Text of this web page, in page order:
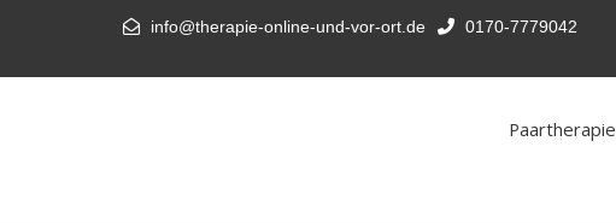
info@therapie-online-und-vor-ort.de 0170-7779042
Paartherapie